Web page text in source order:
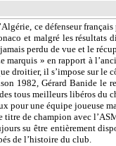
ce défenseur
et malgré les
perdu de vue et le
marquis » en rapport à
droitier, il s’impose sur le
1982, GérardBanide le
tous meilleurs libéros du
pour une équipe joueuse
titre de champion avec
su être entièrement
de l’histoire du club.